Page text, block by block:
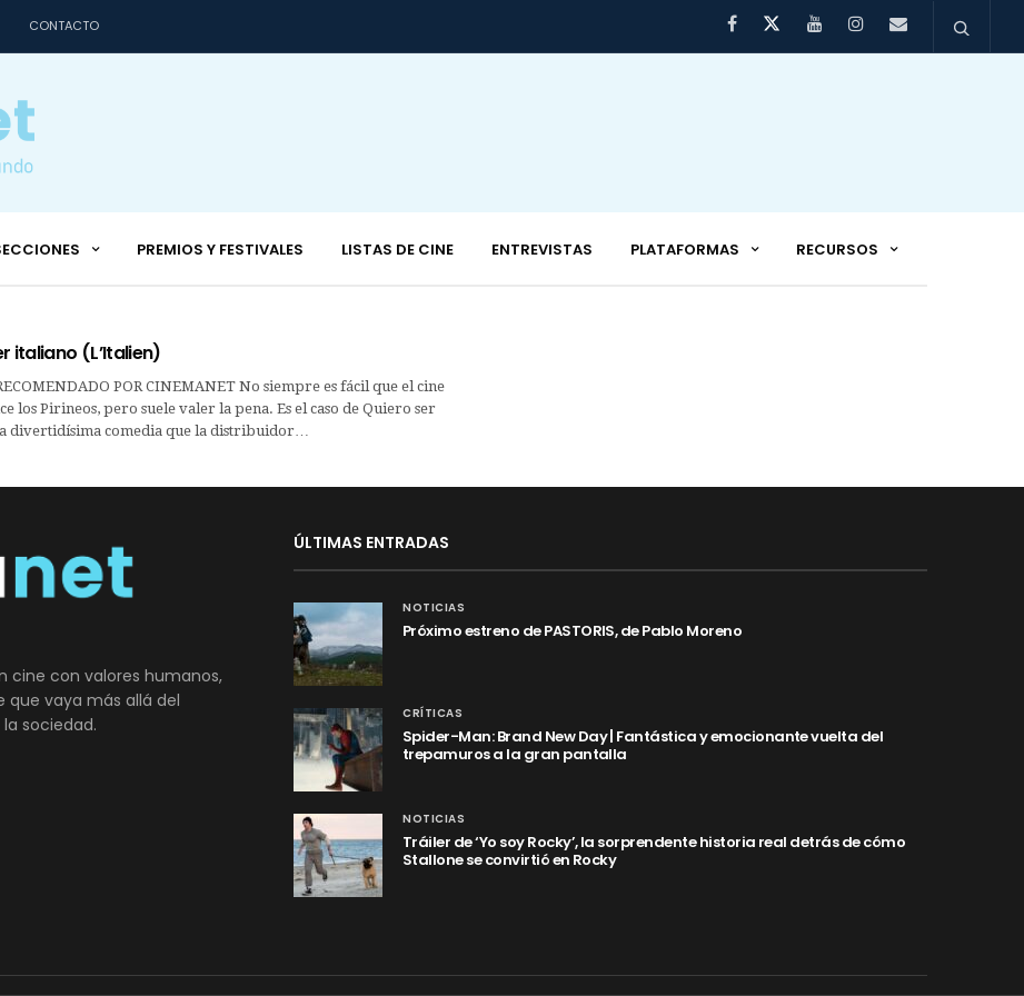
CONTACTO
PREMIOS Y FESTIVALES LISTAS DE CINE ENTREVISTAS PLATAFORMAS RECURSOS
italiano (L’Italien)
POR CINEMANET No siempre es fácil que el cine
los Pirineos, pero suele valer la pena. Es el caso de Quiero ser
divertidísima comedia que la distribuidor…
cine con valores humanos,
que vaya más allá del
sociedad.
ÚLTIMAS ENTRADAS
NOTICIAS
Próximo estreno de PASTORIS, de Pablo Moreno
CRÍTICAS
Spider-Man: Brand New Day | Fantástica y emocionante vuelta del
trepamuros a la gran pantalla
NOTICIAS
Tráiler de ‘Yo soy Rocky’, la sorprendente historia real detrás de cómo
Stallone se convirtió en Rocky